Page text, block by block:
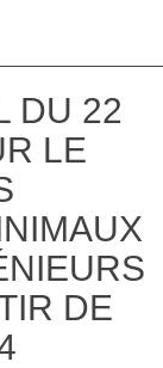
DU 22
LE
DE